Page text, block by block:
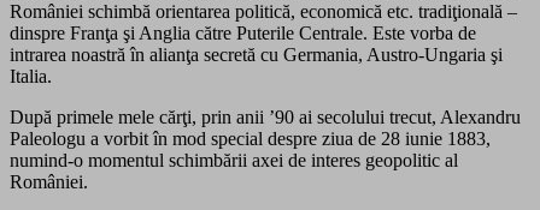
României schimbă orientarea politică, economică etc. tradiţională –
dinspre Franţa şi Anglia către Puterile Centrale. Este vorba de
intrarea noastră în alianţa secretă cu Germania, Austro-Ungaria şi
Italia.
După primele mele cărţi, prin anii ’90 ai secolului trecut, Alexandru
Paleologu a vorbit în mod special despre ziua de 28 iunie 1883,
numind-o momentul schimbării axei de interes geopolitic al
României.